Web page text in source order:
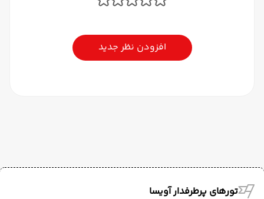
افزودن نظر جدید
تورهای پرطرفدار آویسا